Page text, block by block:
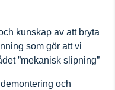
kunskap av att bryta
som gör att vi
”mekanisk slipning”
och